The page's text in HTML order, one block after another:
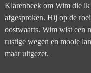
Klarenbeek om Wim die
afgesproken. Hij op de
oostwaarts. Wim wist een
rustige wegen en mooie
maar uitgezet.